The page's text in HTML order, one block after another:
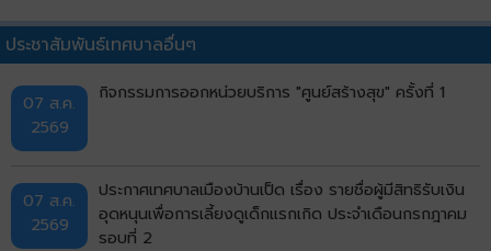
ประชาสัมพันธ์เทศบาลอื่นๆ
07 ส.ค.
2569
กิจกรรมการออกหน่วยบริการ "ศูนย์สร้างสุข" ครั้งที่ 1
07 ส.ค.
2569
ประกาศเทศบาลเมืองบ้านเป็ด เรื่อง รายชื่อผู้มีสิทธิรับเงิน
อุดหนุนเพื่อการเลี้ยงดูเด็กแรกเกิด ประจำเดือนกรกฎาคม
รอบที่ 2